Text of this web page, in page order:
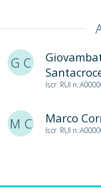
G C
Iscr. RUI
M C Marco
Iscr. RUI